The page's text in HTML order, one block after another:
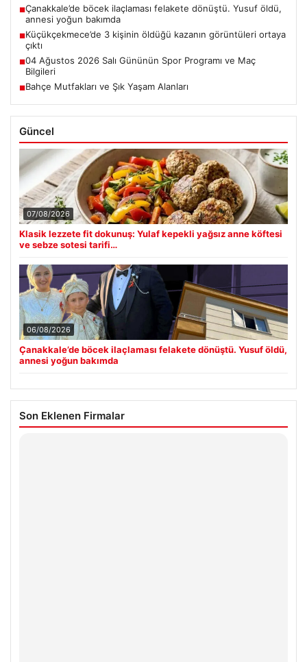
■Çanakkale’de böcek ilaçlaması felakete dönüştü. Yusuf öldü,
annesi yoğun bakımda
■Küçükçekmece’de 3 kişinin öldüğü kazanın görüntüleri ortaya
çıktı
■04 Ağustos 2026 Salı Gününün Spor Programı ve Maç
Bilgileri
■Bahçe Mutfakları ve Şık Yaşam Alanları
Güncel
07/08/2026
Klasik lezzete fit dokunuş: Yulaf kepekli yağsız anne köftesi
ve sebze sotesi tarifi…
06/08/2026
Çanakkale’de böcek ilaçlaması felakete dönüştü. Yusuf öldü,
annesi yoğun bakımda
Son Eklenen Firmalar